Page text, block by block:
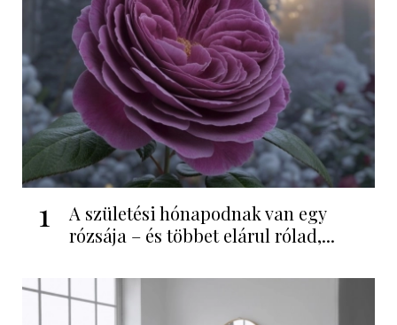
1
A születési hónapodnak van egy
rózsája – és többet elárul rólad,...